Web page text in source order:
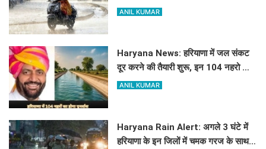
ANIL KUMAR
Haryana News: हरियाणा में जल संकट
दूर करने की तैयारी शुरू, इन 104 नहरो का
होगा पुनर्वास
ANIL KUMAR
Haryana Rain Alert: अगले 3 घंटे में
हरियाणा के इन जिलों में चमक गरज के साथ